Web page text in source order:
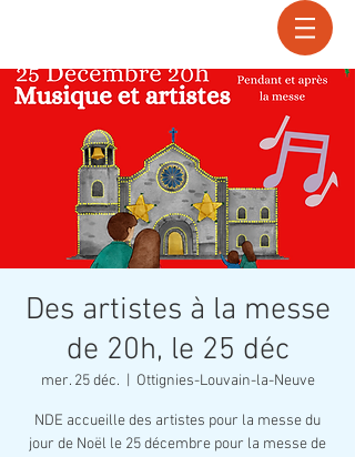
Des artistes à la messe
de 20h, le 25 déc
mer. 25 déc. Ottignies-Louvain-la-Neuve
NDE accueille des artistes pour la messe du
jour de Noël le 25 décembre pour la messe de